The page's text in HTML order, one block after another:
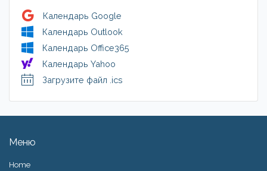
Календарь Google
Календарь Outlook
Календарь Office365
Календарь Yahoo
Загрузите файл .ics
Меню
Home